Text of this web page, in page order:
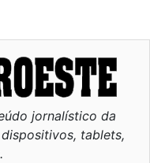
jornalístico da
tablets,